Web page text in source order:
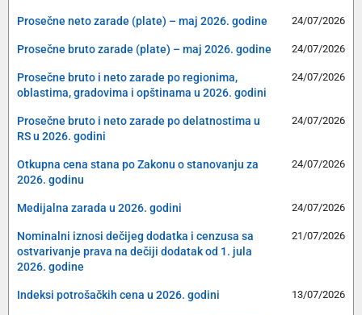
Prosečne neto zarade (plate) – maj 2026. godine 24/07/2026
Prosečne bruto zarade (plate) – maj 2026. godine 24/07/2026
Prosečne bruto i neto zarade po regionima,
oblastima, gradovima i opštinama u 2026. godini
24/07/2026
Prosečne bruto i neto zarade po delatnostima u
RS u 2026. godini
24/07/2026
Otkupna cena stana po Zakonu o stanovanju za
2026. godinu
24/07/2026
Medijalna zarada u 2026. godini 24/07/2026
Nominalni iznosi dečijeg dodatka i cenzusa sa
ostvarivanje prava na dečiji dodatak od 1. jula
2026. godine
21/07/2026
Indeksi potrošačkih cena u 2026. godini 13/07/2026